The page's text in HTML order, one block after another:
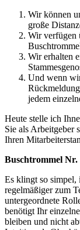
Wir können
große
Wir verfügen
Wir erhalten
Und wenn
jedem
Heute stelle ich
Sie als Arbeitgeber
Ihren
Buschtrommel Nr.
Es klingt so simpel,
regelmäßiger zum
untergeordnete
benötigt Ihr
bleiben und nicht